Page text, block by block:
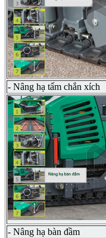
- Nâng hạ tấm chắn xích
- Nâng hạ bàn đầm